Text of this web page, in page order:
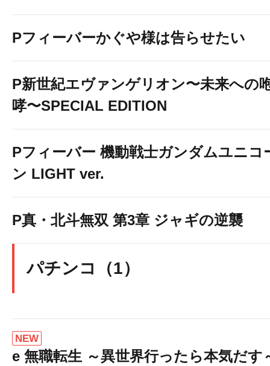
Pフィーバーかぐや様は告らせたい
P新世紀エヴァンゲリオン〜未来への
哮〜SPECIAL EDITION
Pフィーバー 機動戦士ガンダムユニコ
ン LIGHT ver.
P真・北斗無双 第3章 ジャギの逆襲
パチンコ（1）
NEW
e 無職転生 ～異世界行ったら本気だす